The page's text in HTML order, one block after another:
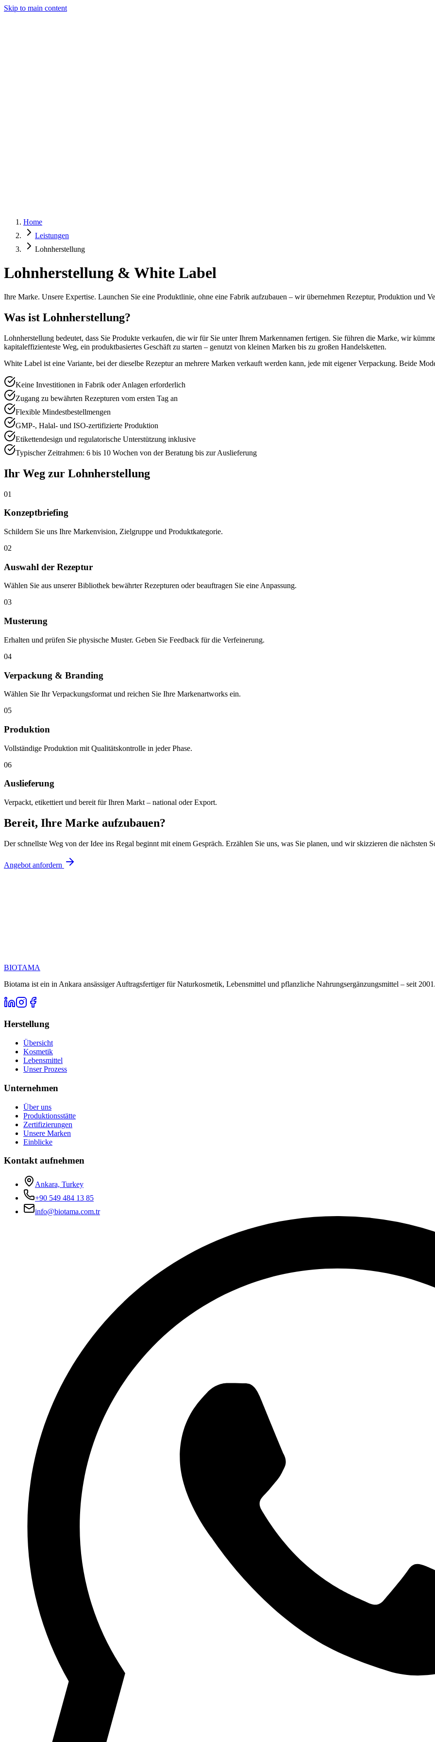
Skip to main content
Home
Leistungen
Lohnherstellung
Lohnherstellung & White Label
Ihre Marke. Unsere Expertise. Launchen Sie eine Produktlinie, ohne eine Fabrik aufzubauen – wir übernehmen Rezeptur, Produktion und
Was ist Lohnherstellung?
Lohnherstellung bedeutet, dass Sie Produkte verkaufen, die wir für Sie unter Ihrem Markennamen fertigen. Sie führen die Marke, wir
kapitaleffizienteste Weg, ein produktbasiertes Geschäft zu starten – genutzt von kleinen Marken bis zu großen Handelsketten.
White Label ist eine Variante, bei der dieselbe Rezeptur an mehrere Marken verkauft werden kann, jede mit eigener Verpackung. Beide
Keine Investitionen in Fabrik oder Anlagen erforderlich
Zugang zu bewährten Rezepturen vom ersten Tag an
Flexible Mindestbestellmengen
GMP-, Halal- und ISO-zertifizierte Produktion
Etikettendesign und regulatorische Unterstützung inklusive
Typischer Zeitrahmen: 6 bis 10 Wochen von der Beratung bis zur Auslieferung
Ihr Weg zur Lohnherstellung
01
Konzeptbriefing
Schildern Sie uns Ihre Markenvision, Zielgruppe und Produktkategorie.
02
Auswahl der Rezeptur
Wählen Sie aus unserer Bibliothek bewährter Rezepturen oder beauftragen Sie eine Anpassung.
03
Musterung
Erhalten und prüfen Sie physische Muster. Geben Sie Feedback für die Verfeinerung.
04
Verpackung & Branding
Wählen Sie Ihr Verpackungsformat und reichen Sie Ihre Markenartworks ein.
05
Produktion
Vollständige Produktion mit Qualitätskontrolle in jeder Phase.
06
Auslieferung
Verpackt, etikettiert und bereit für Ihren Markt – national oder Export.
Bereit, Ihre Marke aufzubauen?
Der schnellste Weg von der Idee ins Regal beginnt mit einem Gespräch. Erzählen Sie uns, was Sie planen, und wir skizzieren die nächsten
Angebot anfordern
BIOTAMA
Biotama ist ein in Ankara ansässiger Auftragsfertiger für Naturkosmetik, Lebensmittel und pflanzliche Nahrungsergänzungsmittel – seit 2001.
Herstellung
Übersicht
Kosmetik
Lebensmittel
Unser Prozess
Unternehmen
Über uns
Produktionsstätte
Zertifizierungen
Unsere Marken
Einblicke
Kontakt aufnehmen
Ankara, Turkey
+90 549 484 13 85
info@biotama.com.tr